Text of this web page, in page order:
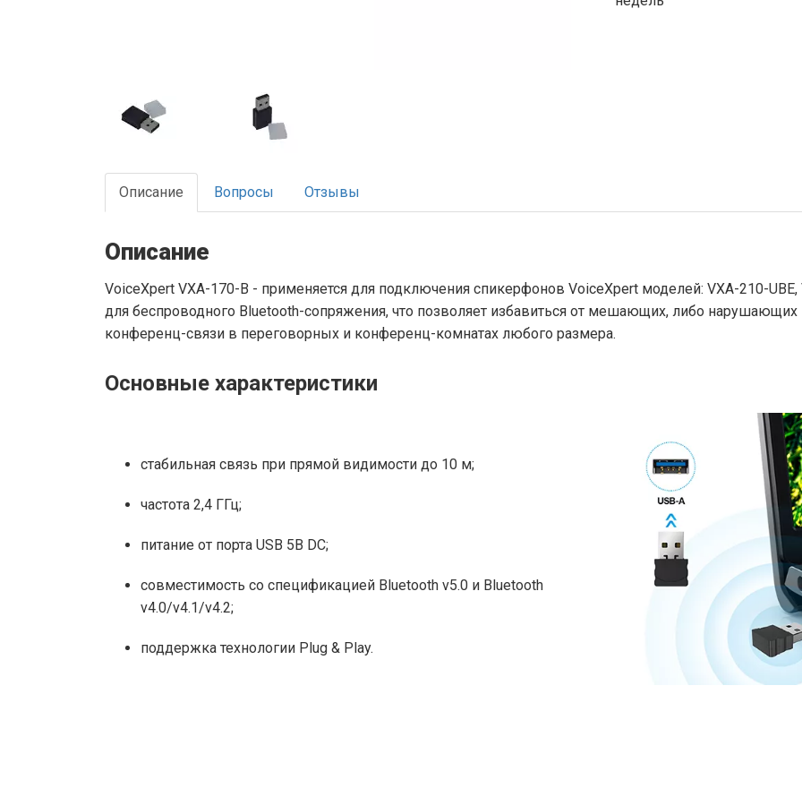
Описание Вопросы Отзывы
Описание
VoiceXpert VXA-170-B - применяется для подключения спикерфонов VoiceXpert моделей: VXA-210-
для беспроводного Bluetooth-сопряжения, что позволяет избавиться от мешающих, либо
конференц-связи в переговорных и конференц-комнатах любого размера.
Основные характеристики
стабильная связь при прямой видимости до 10 м;
частота 2,4 ГГц;
питание от порта USB 5В DC;
совместимость со спецификацией Bluetooth v5.0 и Bluetooth
v4.0/v4.1/v4.2;
поддержка технологии Plug & Play.